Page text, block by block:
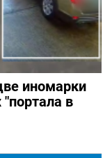
иномарки
в